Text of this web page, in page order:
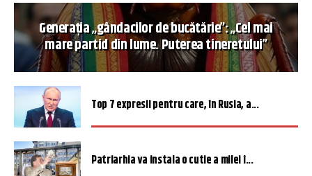
Generația „gândacilor de bucătărie”: „Cel mai
mare partid din lume. Puterea tineretului”
Top 7 expresii pentru care, în Rusia, a...
Patriarhia va instala o cutie a milei î...